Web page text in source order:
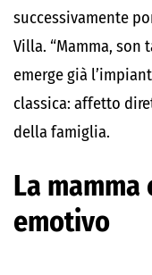
successivamente
Villa. “Mamma, son
emerge già
classica: affetto
della famiglia.
La
emotivo